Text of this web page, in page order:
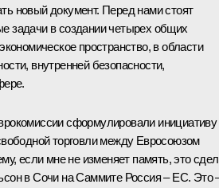
новый документ. Перед нами стоят
задачи в создании четырех общих
пространство, в области
внутренней безопасности,
сформулировали инициативу
торговли между Евросоюзом
если мне не изменяет память, это
в Сочи на Саммите Россия – ЕС. Это